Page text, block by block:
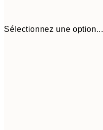
Sélectionnez une option...